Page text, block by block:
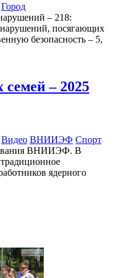
Город
– 218:
посягающих
безопасность – 5,
– 2025
Видео ВНИИЭФ Спорт
ВНИИЭФ. В
ядерного